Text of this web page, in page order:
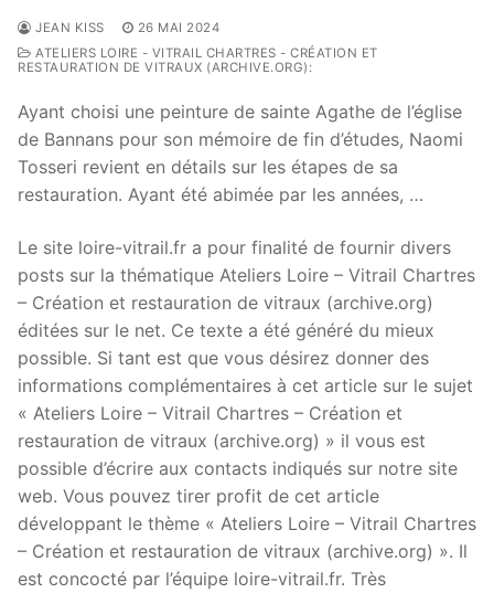
JEAN KISS
26 MAI 2024
ATELIERS LOIRE - VITRAIL CHARTRES - CRÉATION ET
RESTAURATION DE VITRAUX (ARCHIVE.ORG):
Ayant choisi une peinture de sainte Agathe de l’église
de Bannans pour son mémoire de fin d’études, Naomi
Tosseri revient en détails sur les étapes de sa
restauration. Ayant été abimée par les années, …
Le site loire-vitrail.fr a pour finalité de fournir divers
posts sur la thématique Ateliers Loire – Vitrail Chartres
– Création et restauration de vitraux (archive.org)
éditées sur le net. Ce texte a été généré du mieux
possible. Si tant est que vous désirez donner des
informations complémentaires à cet article sur le sujet
« Ateliers Loire – Vitrail Chartres – Création et
restauration de vitraux (archive.org) » il vous est
possible d’écrire aux contacts indiqués sur notre site
web. Vous pouvez tirer profit de cet article
développant le thème « Ateliers Loire – Vitrail Chartres
– Création et restauration de vitraux (archive.org) ». Il
est concocté par l’équipe loire-vitrail.fr. Très